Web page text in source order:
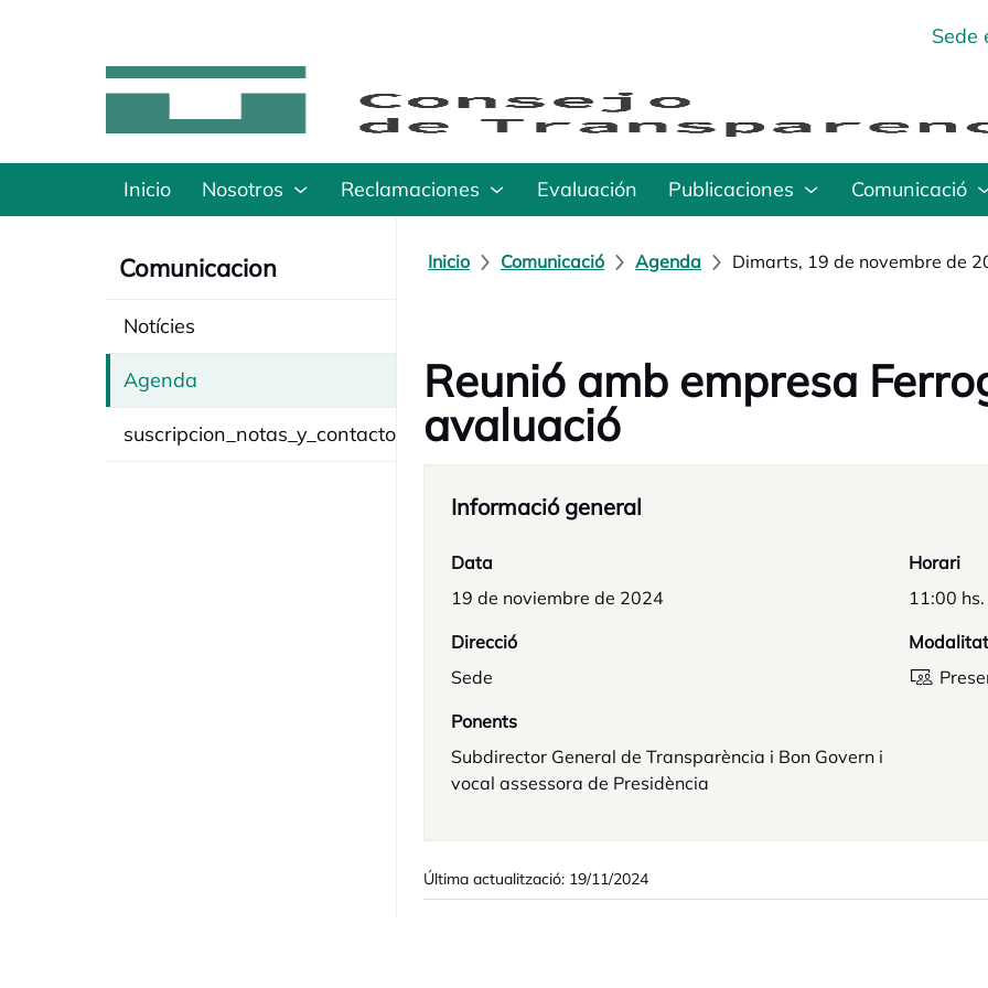
Sede
Inicio Nosotros Reclamaciones Evaluación Publicaciones Comunicació
Comunicacion
Notícies
Agenda
suscripcion_notas_y_contacto
Inicio Comunicació Agenda Dimarts, 19 de novembre de
Reunió amb empresa
avaluació
Informació general
Data
19 de noviembre de 2024
Horari
11:00 hs.
Direcció
Sede
Modalitat
Ponents
Subdirector General de Transparència i Bon Govern i
vocal assessora de Presidència
Última actualització: 19/11/2024